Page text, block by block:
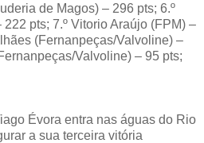
de Magos) – 296 pts; 6.º
pts; 7.º Vitorio Araújo (FPM) –
(Fernanpeças/Valvoline) –
Valvoline) – 95 pts;
Évora entra nas águas do Rio
a sua terceira vitória